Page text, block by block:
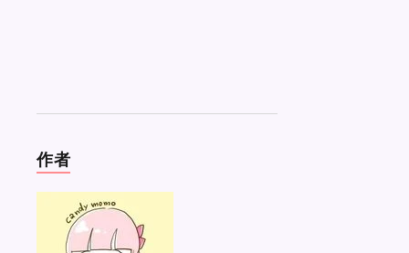
作者